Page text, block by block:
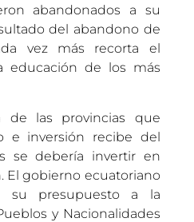
abandonados a su
del abandono de
vez más recorta el
educación de los más
de las provincias que
e inversión recibe del
se debería invertir en
El gobierno ecuatoriano
su presupuesto a la
y Nacionalidades